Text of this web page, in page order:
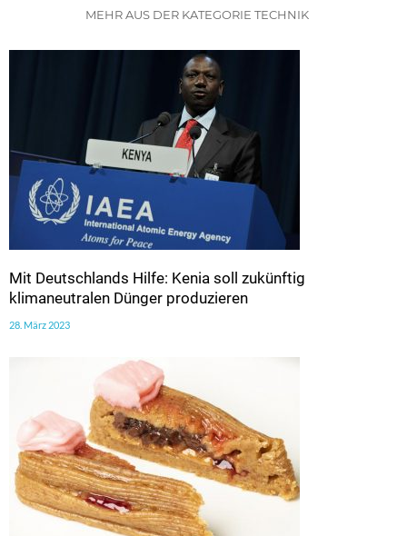
MEHR AUS DER KATEGORIE TECHNIK
Mit Deutschlands Hilfe: Kenia soll zukünftig
klimaneutralen Dünger produzieren
28. März 2023